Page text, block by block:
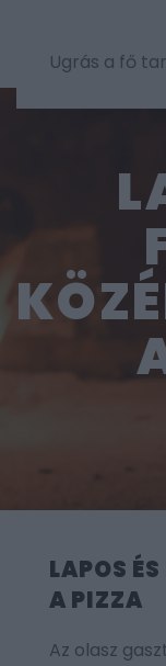
Ugrás a fő
LAPOS
A PIZZA
Az olasz